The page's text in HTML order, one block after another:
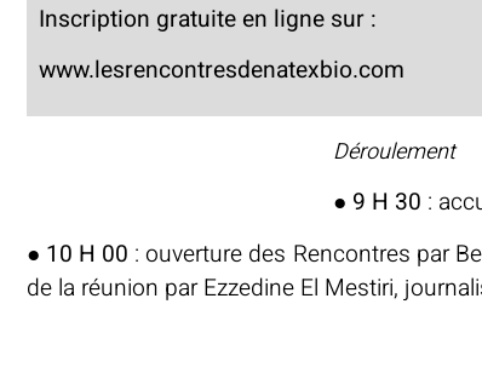
Inscription gratuite en ligne sur :
www.lesrencontresdenatexbio.com
: accueil des participants
● 10 H 00 : ouverture des Rencontres par
de la réunion par Ezzedine El Mestiri,